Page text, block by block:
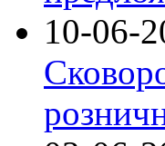
10-06-